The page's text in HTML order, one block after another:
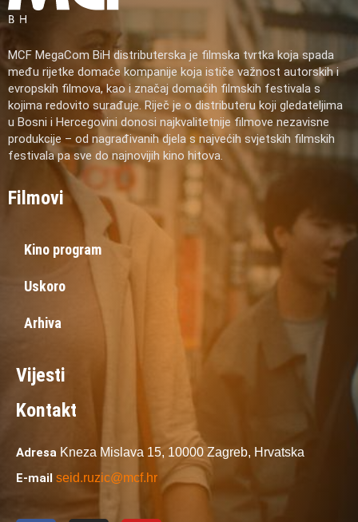
MCF MegaCom BiH distributerska je filmska tvrtka koja spada
među rijetke domaće kompanije koja ističe važnost autorskih i
evropskih filmova, kao i značaj domaćih filmskih festivala s
kojima redovito surađuje. Riječ je o distributeru koji gledateljima
u Bosni i Hercegovini donosi najkvalitetnije filmove nezavisne
produkcije – od nagrađivanih djela s najvećih svjetskih filmskih
festivala pa sve do najnovijih kino hitova.
Filmovi
Kino program
Uskoro
Arhiva
Vijesti
Kontakt
Adresa Kneza Mislava 15, 10000 Zagreb, Hrvatska
E-mail seid.ruzic@mcf.hr